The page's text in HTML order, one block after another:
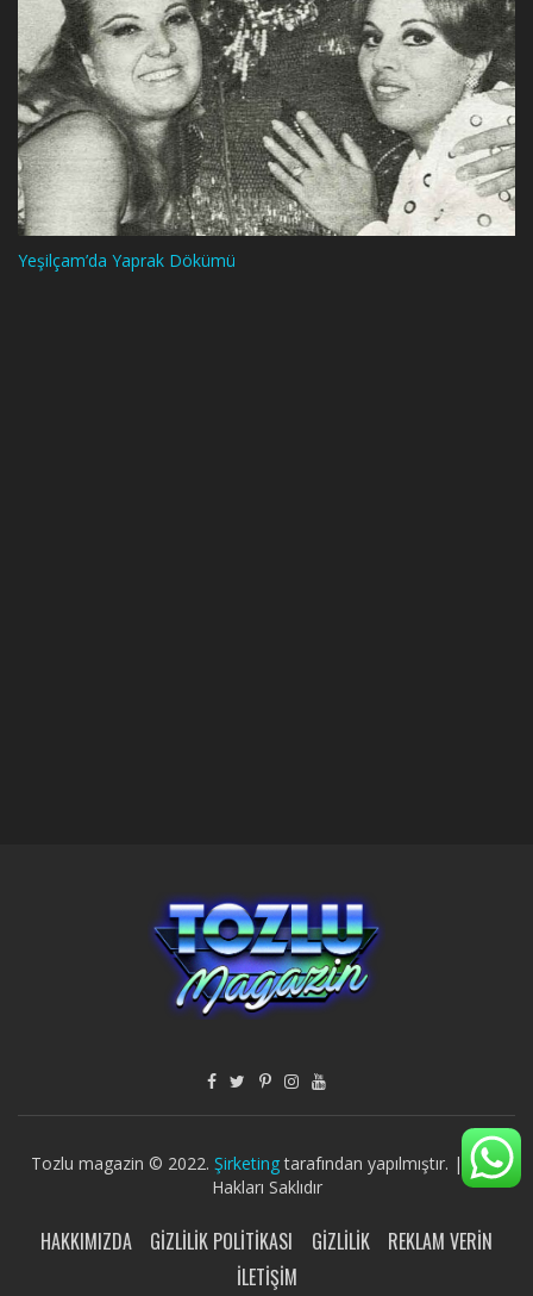
Yeşilçam’da Yaprak Dökümü
Tozlu magazin © 2022. Şirketingtarafından yapılmıştır. | Tüm
Hakları Saklıdır
HAKKIMIZDA GIZLILIK POLITIKASI GIZLILIK
REKLAM VERIN
İLETIŞIM